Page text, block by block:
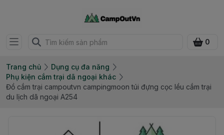
0
Trang chủ
Dụng cụ đa năng
Phụ kiện cắm trại dã ngoại khác
Đồ cắm trại campoutvn campingmoon túi đựng cọc lều cắm trại
du lịch dã ngoại A254